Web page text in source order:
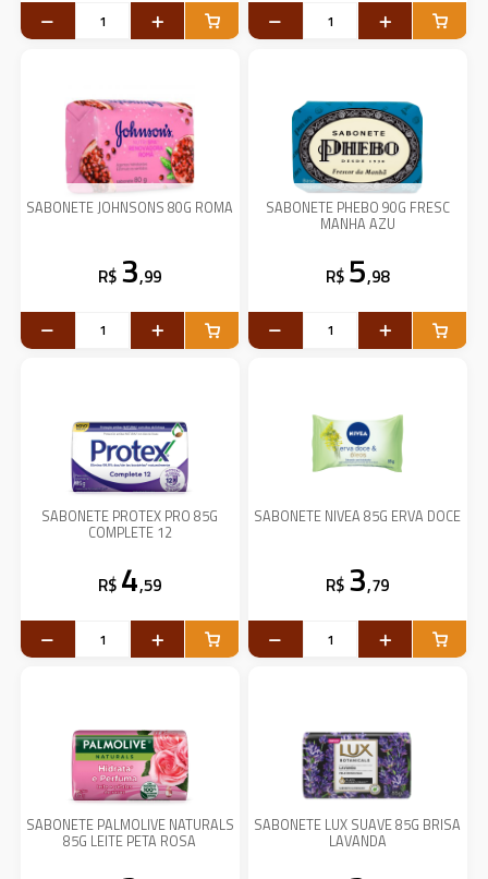
SABONETE JOHNSONS 80G ROMA
R$ 3,99
SABONETE PHEBO 90G FRESC
MANHA AZU
R$ 5,98
SABONETE PROTEX PRO 85G
COMPLETE 12
R$ 4,59
SABONETE NIVEA 85G ERVA DOCE
R$ 3,79
SABONETE PALMOLIVE NATURALS
85G LEITE PETA ROSA
SABONETE LUX SUAVE 85G BRISA
LAVANDA